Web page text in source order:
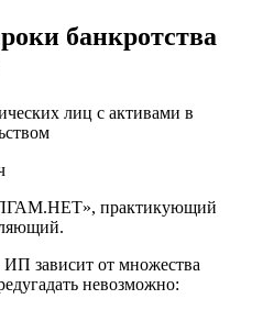
банкротства
практикующий
зависит от множества
невозможно: